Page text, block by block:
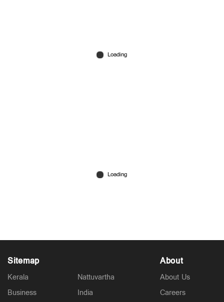
ഉച്ചഭക്ഷണം കൊണ്ടുവരാൻ വൈകി; യുവാവ്
Sitemap
Kerala
Business
Nattuvartha
India
About
About Us
Careers